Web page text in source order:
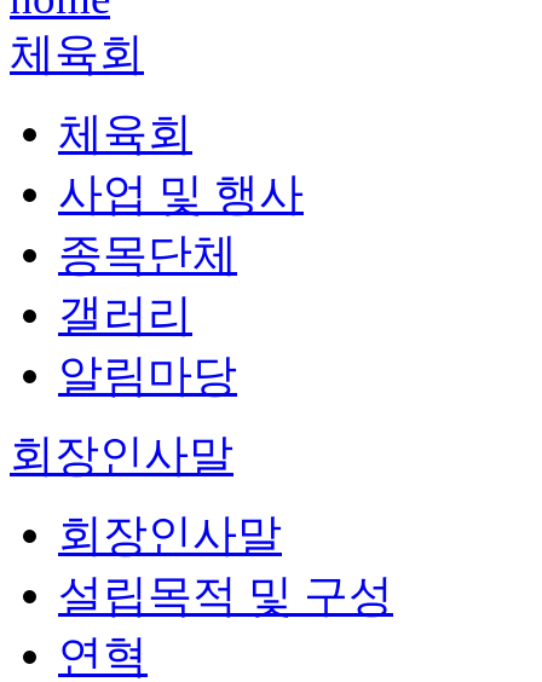
체육회
체육회
사업 및 행사
종목단체
갤러리
알림마당
회장인사말
회장인사말
설립목적 및 구성
연혁